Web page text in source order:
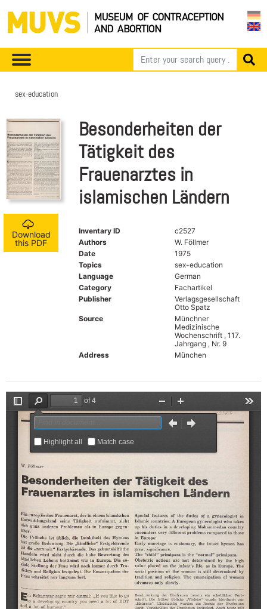
sex-education
Download
this PDF
Besonderheiten der
Tätigkeit des
Frauenarztes in
islamischen Ländern
Inventary ID
c2527
Authors
W. Föllmer
Date
1975
Topics
sex-education
Language
German
Category
Fachartikel
Publisher
Verlagsgesellschaft
Otto Spatz
Source
Münchner
Medizinische
Wochenschrift , 117.
Jahrgang , Nr. 9
Address
München